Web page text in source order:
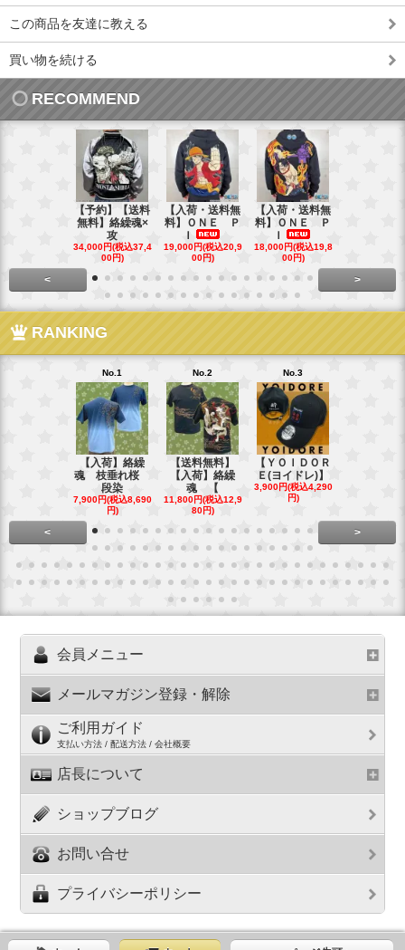
この商品を友達に教える
買い物を続ける
RECOMMEND
【予約】【送料
無料】絡繰魂×
攻
34,000円(税込37,4
00円)
【入荷・送料無
料】ＯＮＥ Ｐ
Ｉ
19,000円(税込20,9
00円)
【入荷・送料無
料】ＯＮＥ Ｐ
Ｉ
18,000円(税込19,8
00円)
< >
RANKING
No.1
【入荷】絡繰
魂 枝垂れ桜
段染
7,900円(税込8,690
円)
No.2
【送料無料】
【入荷】絡繰
魂 【
11,800円(税込12,9
80円)
No.3
【ＹＯＩＤＯＲ
Ｅ(ヨイドレ)】
3,900円(税込4,290
円)
< >
会員メニュー
メールマガジン登録・解除
ご利用ガイド
支払い方法 / 配送方法 / 会社概要
店長について
ショップブログ
お問い合せ
プライバシーポリシー